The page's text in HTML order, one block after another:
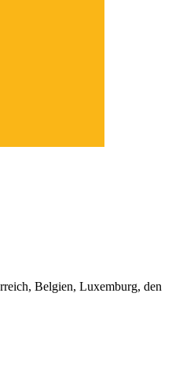
Belgien, Luxemburg, den